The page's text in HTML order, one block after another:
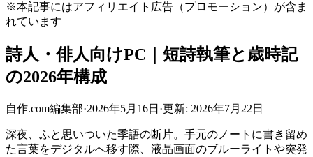
※本記事にはアフィリエイト広告（プロモーション）が含ま
れています
詩人・俳人向けPC｜短詩執筆と歳時記
の2026年構成
自作.com編集部·2026年5月16日 ·更新: 2026年7月22日
深夜、ふと思いついた季語の断片。手元のノートに書き留め
た言葉をデジタルへ移す際、液晶画面のブルーライトや突発